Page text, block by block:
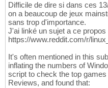
Difficile de dire si dans ces
on a beaucoup de jeux
sans trop d'importance.
J'ai linké un sujet a ce propos
https://www.reddit.com/r/
It's often mentioned in this
inflating the numbers of
script to check the top
Reviews, and found that: